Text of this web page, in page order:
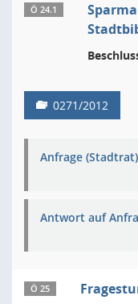
Ö 24.1
0271/2012
Anfrage (Stadtrat)
Antwort auf
Ö 25